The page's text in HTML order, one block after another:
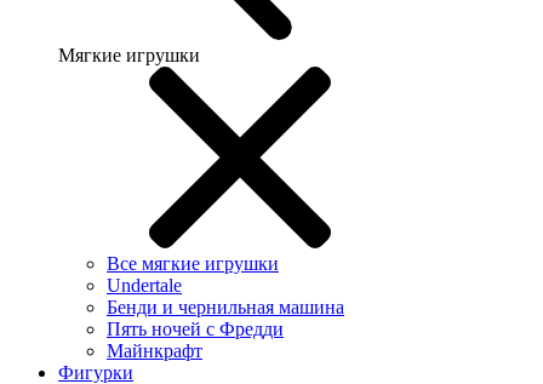
Мягкие игрушки
Все мягкие игрушки
Undertale
Бенди и чернильная машина
Пять ночей с Фредди
Майнкрафт
Фигурки